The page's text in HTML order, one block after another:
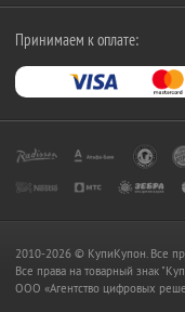
Принимаем к оплате:
2010-2026 © КупиКупон. Все
Все права на товарный знак
OOO «Агентство цифровых